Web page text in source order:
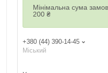
Мінімальна сума
200 ₴
+380 (44) 390-14-45
Міський